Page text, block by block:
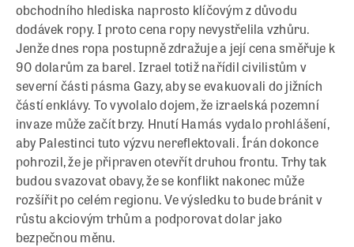
obchodního hlediska naprosto klíčovým z důvodu
dodávek ropy. I proto cena ropy nevystřelila vzhůru.
Jenže dnes ropa postupně zdražuje a její cena směřuje k
90 dolarům za barel. Izrael totiž nařídil civilistům v
severní části pásma Gazy, aby se evakuovali do jižních
částí enklávy. To vyvolalo dojem, že izraelská pozemní
invaze může začít brzy. Hnutí Hamás vydalo prohlášení,
aby Palestinci tuto výzvu nereflektovali. Írán dokonce
pohrozil, že je připraven otevřít druhou frontu. Trhy tak
budou svazovat obavy, že se konflikt nakonec může
rozšířit po celém regionu. Ve výsledku to bude bránit v
růstu akciovým trhům a podporovat dolar jako
bezpečnou měnu.